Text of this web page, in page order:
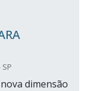
SP
dimensão